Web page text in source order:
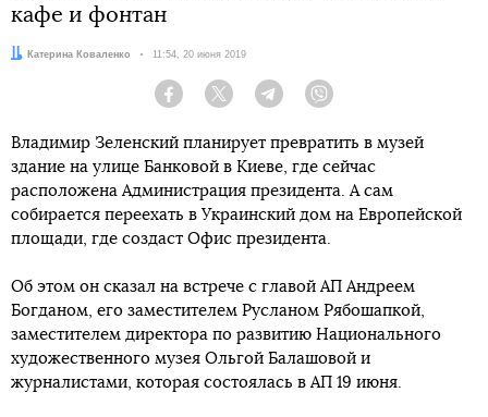
кафе и фонтан
Автор:Катерина Коваленко Дата:
11:54, 20 июня 2019
Facebook Twitter Telegram
Владимир Зеленский планирует превратить в музей
здание на улице Банковой в Киеве, где сейчас
расположена Администрация президента. А сам
собирается переехать в Украинский дом на Европейской
площади, где создаст Офис президента.
Об этом он сказал на встрече с главой АП Андреем
Богданом, его заместителем Русланом Рябошапкой,
заместителем директора по развитию Национального
художественного музея Ольгой Балашовой и
журналистами, которая состоялась в АП 19 июня.